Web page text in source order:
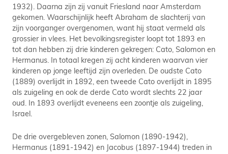
1932). Daarna zijn zij vanuit Friesland naar Amsterdam
gekomen. Waarschijnlijk heeft Abraham de slachterij van
zijn voorganger overgenomen, want hij staat vermeld als
grossier in vlees. Het bevolkingsregister loopt tot 1893 en
tot dan hebben zij drie kinderen gekregen: Cato, Salomon en
Hermanus. In totaal kregen zij acht kinderen waarvan vier
kinderen op jonge leeftijd zijn overleden. De oudste Cato
(1889) overlijdt in 1892, een tweede Cato overlijdt in 1895
als zuigeling en ook de derde Cato wordt slechts 22 jaar
oud. In 1893 overlijdt eveneens een zoontje als zuigeling,
Israel.
De drie overgebleven zonen, Salomon (1890-1942),
Hermanus (1891-1942) en Jacobus (1897-1944) treden in